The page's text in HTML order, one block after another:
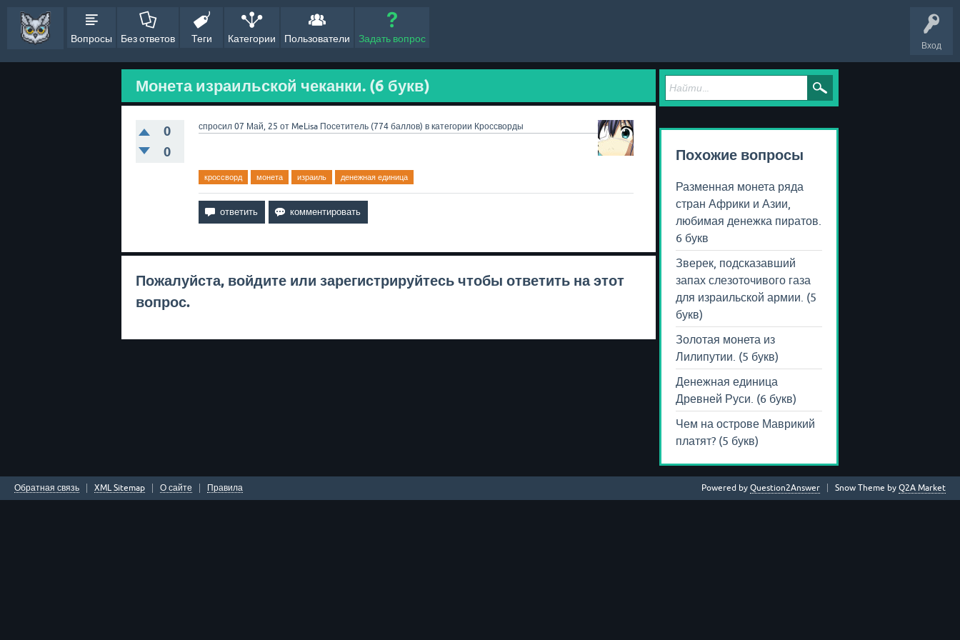
Вход
Вопросы Без ответов Теги Категории Пользователи Задать вопрос
Монета израильской чеканки. (6 букв)
0
0
спросил 07 Май, 25 от MeLisa Посетитель (774 баллов) в категории Кроссворды
кроссворд монета израиль денежная единица
Пожалуйста, войдите или зарегистрируйтесь чтобы ответить на этот
вопрос.
Похожие вопросы
Разменная монета ряда
стран Африки и Азии,
любимая денежка пиратов.
6 букв
Зверек, подсказавший
запах слезоточивого газа
для израильской армии. (5
букв)
Золотая монета из
Лилипутии. (5 букв)
Денежная единица
Древней Руси. (6 букв)
Чем на острове Маврикий
платят? (5 букв)
Обратная связь XML Sitemap О сайте Правила Snow Theme by Q2A Market
Powered by Question2Answer